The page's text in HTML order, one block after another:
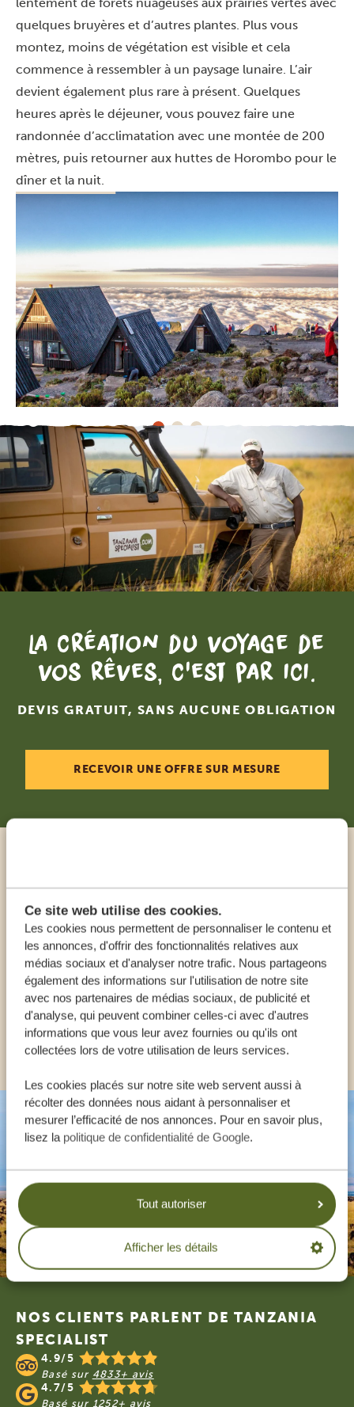
Ce site web utilise des cookies.
Les cookies nous permettent de personnaliser le contenu et
les annonces, d'offrir des fonctionnalités relatives aux
médias sociaux et d'analyser notre trafic. Nous partageons
également des informations sur l'utilisation de notre site
avec nos partenaires de médias sociaux, de publicité et
d'analyse, qui peuvent combiner celles-ci avec d'autres
informations que vous leur avez fournies ou qu'ils ont
collectées lors de votre utilisation de leurs services.
Les cookies placés sur notre site web servent aussi à
récolter des données nous aidant à personnaliser et
mesurer l’efficacité de nos annonces. Pour en savoir plus,
lisez la politique de confidentialité de Google.
Tout autoriser
Afficher les détails
quelques bruyères et d’autres plantes. Plus vous
montez, moins de végétation est visible et cela
commence à ressembler à un paysage lunaire. L’air
devient également plus rare à présent. Quelques
heures après le déjeuner, vous pouvez faire une
randonnée d’acclimatation avec une montée de 200
mètres, puis retourner aux huttes de Horombo pour le
dîner et la nuit.
La création du voyage de
vos rêves, c'est par ici.
DEVIS GRATUIT, SANS AUCUNE OBLIGATION
RECEVOIR UNE OFFRE SUR MESURE
Appeler un expert
NOS SPÉCIALISTES SONT LÀ POUR VOUS
AIDER
FR:+33 257 28 0079
AUTRES PAYS
Footer
NOS CLIENTS PARLENT DE TANZANIA
SPECIALIST
4.9/5
Basé sur 4833+ avis
4.7/5
Basé sur 1252+ avis